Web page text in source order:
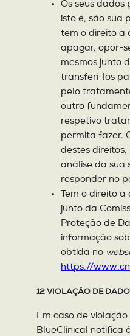
Os seus dados
isto é, são sua
tem o direito a
apagar, opor-
mesmos junto
transferi-los
pelo
outro
respetivo
permita fazer.
destes
análise da sua
responder no
Tem o direito
junto da
Proteção de
informação
obtida no
https://
12 VIOLAÇÃO DE
Em caso de
BlueClinical notifica